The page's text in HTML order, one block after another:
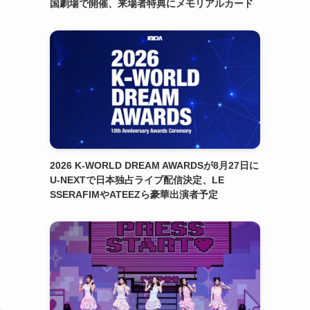
国劇場で開催、来場者特典にメモリアルカード
2026 K-WORLD DREAM AWARDSが8月27日に
U-NEXTで日本独占ライブ配信決定、LE
SSERAFIMやATEEZら豪華出演者予定